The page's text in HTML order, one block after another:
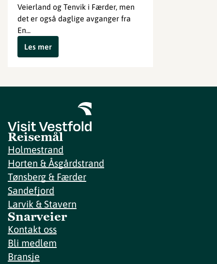
Veierland og Tenvik i Færder, men
det er også daglige avganger fra
En...
Les mer
Reisemål
Holmestrand
Horten & Åsgårdstrand
Tønsberg & Færder
Sandefjord
Larvik & Stavern
Snarveier
Kontakt oss
Bli medlem
Bransje